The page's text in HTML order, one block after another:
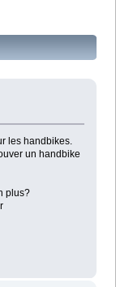
les handbikes.
un handbike
plus?